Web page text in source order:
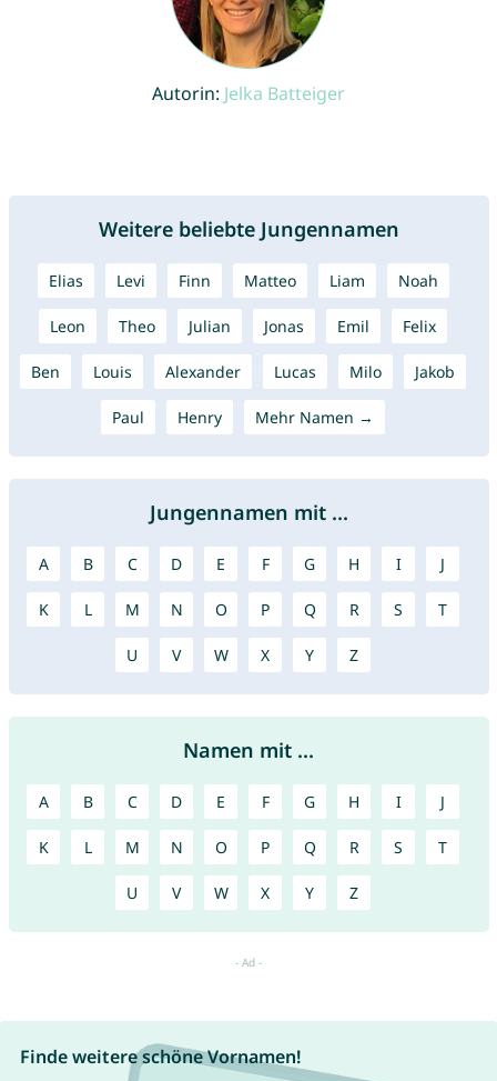
Autorin: Jelka Batteiger
Weitere beliebte Jungennamen
Elias Levi Finn Matteo Liam Noah
Leon Theo Julian Jonas Emil Felix
Ben Louis Alexander Lucas Milo Jakob
Paul Henry Mehr Namen →
Jungennamen mit ...
A B C D E F G H I J
K L M N O P Q R S T
U V W X Y Z
Namen mit ...
A B C D E F G H I J
K L M N O P Q R S T
U V W X Y Z
Finde weitere schöne Vornamen!